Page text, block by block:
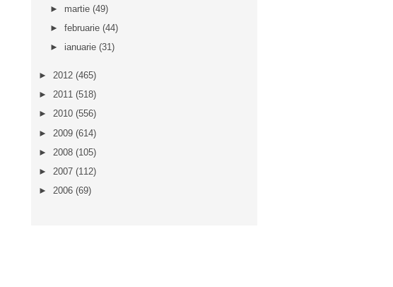
► martie (49)
► februarie (44)
► ianuarie (31)
► 2012 (465)
► 2011 (518)
► 2010 (556)
► 2009 (614)
► 2008 (105)
► 2007 (112)
► 2006 (69)